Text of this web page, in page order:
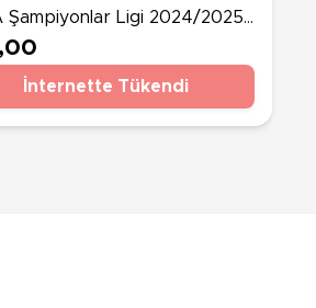
Şampiyonlar Ligi 2024/2025
Çıkartma Paketi
İnternette Tükendi